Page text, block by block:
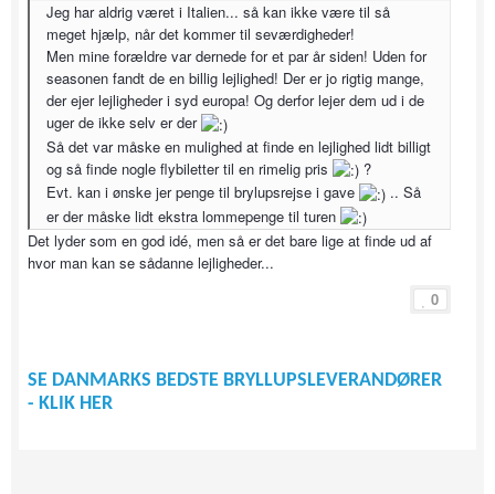
Jeg har aldrig været i Italien... så kan ikke være til så
meget hjælp, når det kommer til seværdigheder!
Men mine forældre var dernede for et par år siden! Uden for
seasonen fandt de en billig lejlighed! Der er jo rigtig mange,
der ejer lejligheder i syd europa! Og derfor lejer dem ud i de
uger de ikke selv er der
Så det var måske en mulighed at finde en lejlighed lidt billigt
og så finde nogle flybiletter til en rimelig pris
?
Evt. kan i ønske jer penge til brylupsrejse i gave
.. Så
er der måske lidt ekstra lommepenge til turen
Det lyder som en god idé, men så er det bare lige at finde ud af
hvor man kan se sådanne lejligheder...
0
SE DANMARKS BEDSTE BRYLLUPSLEVERANDØRER
- KLIK HER